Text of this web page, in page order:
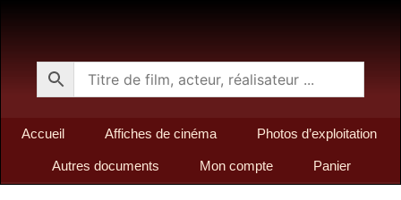
Accueil Affiches de cinéma Photos d’exploitation
Autres documents Mon compte Panier